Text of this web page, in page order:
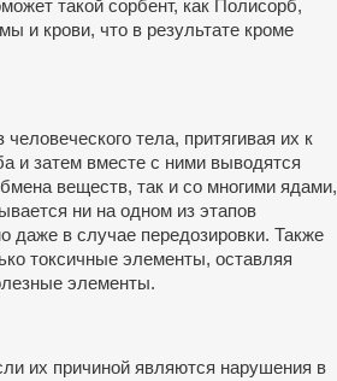
такой сорбент, как Полисорб,
и крови, что в результате кроме
тела, притягивая их к
и затем вместе с ними выводятся
веществ, так и со многими ядами,
ни на одном из этапов
даже в случае передозировки. Также
токсичные элементы, оставляя
элементы.
их причиной являются нарушения в